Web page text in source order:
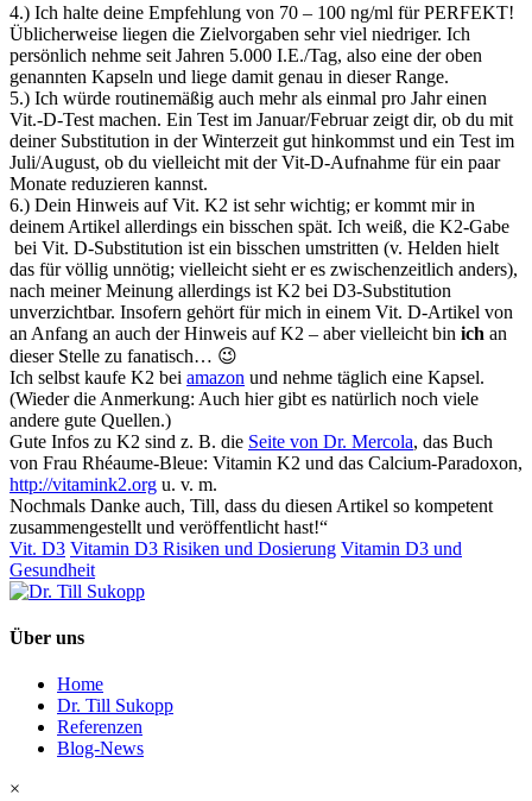
4.) Ich halte deine Empfehlung von 70 – 100 ng/ml für PERFEKT!
Üblicherweise liegen die Zielvorgaben sehr viel niedriger. Ich
persönlich nehme seit Jahren 5.000 I.E./Tag, also eine der oben
genannten Kapseln und liege damit genau in dieser Range.
5.) Ich würde routinemäßig auch mehr als einmal pro Jahr einen
Vit.-D-Test machen. Ein Test im Januar/Februar zeigt dir, ob du mit
deiner Substitution in der Winterzeit gut hinkommst und ein Test im
Juli/August, ob du vielleicht mit der Vit-D-Aufnahme für ein paar
Monate reduzieren kannst.
6.) Dein Hinweis auf Vit. K2 ist sehr wichtig; er kommt mir in
deinem Artikel allerdings ein bisschen spät. Ich weiß, die K2-Gabe
bei Vit. D-Substitution ist ein bisschen umstritten (v. Helden hielt
das für völlig unnötig; vielleicht sieht er es zwischenzeitlich anders),
nach meiner Meinung allerdings ist K2 bei D3-Substitution
unverzichtbar. Insofern gehört für mich in einem Vit. D-Artikel von
an Anfang an auch der Hinweis auf K2 – aber vielleicht bin ich an
dieser Stelle zu fanatisch… 😉
Ich selbst kaufe K2 bei amazon und nehme täglich eine Kapsel.
(Wieder die Anmerkung: Auch hier gibt es natürlich noch viele
andere gute Quellen.)
Gute Infos zu K2 sind z. B. die Seite von Dr. Mercola, das Buch
von Frau Rhéaume-Bleue: Vitamin K2 und das Calcium-Paradoxon,
http://vitamink2.org u. v. m.
Nochmals Danke auch, Till, dass du diesen Artikel so kompetent
zusammengestellt und veröffentlicht hast!“
Vit. D3 Vitamin D3 Risiken und Dosierung Vitamin D3 und
Gesundheit
Über uns
Home
Dr. Till Sukopp
Referenzen
Blog-News
×